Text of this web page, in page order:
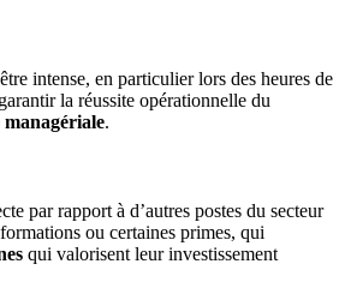
intense, en particulier lors des heures de
la réussite opérationnelle du
managériale.
par rapport à d’autres postes du secteur
ou certaines primes, qui
qui valorisent leur investissement